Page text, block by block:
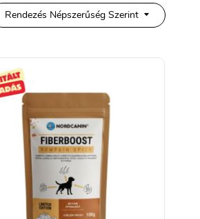
Rendezés Népszerűség Szerint